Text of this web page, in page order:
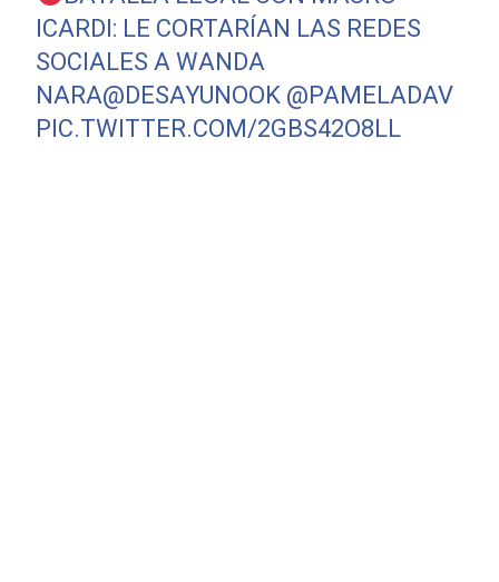
ICARDI: LE CORTARÍAN LAS REDES
SOCIALES A WANDA
NARA@DESAYUNOOK @PAMELADAV
PIC.TWITTER.COM/2GBS42O8LL